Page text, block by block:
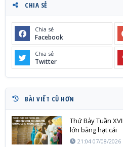
CHIA SẺ
Chia sẻ
Facebook
Chia sẻ
Twitter
BÀI VIẾT CŨ HƠN
Thứ Bảy Tuần
lớn bằng hạt cải
21:04 07/08/2026